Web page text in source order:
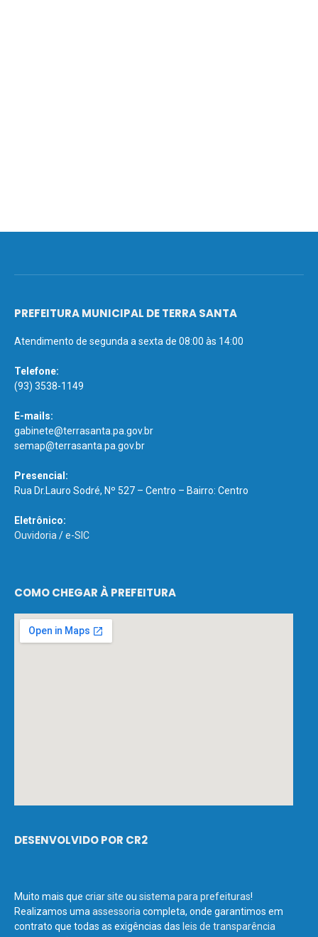
PREFEITURA MUNICIPAL DE TERRA SANTA
Atendimento de segunda a sexta de 08:00 às 14:00
Telefone:
(93) 3538-1149
E-mails:
gabinete@terrasanta.pa.gov.br
semap@terrasanta.pa.gov.br
Presencial:
Rua Dr.Lauro Sodré, Nº 527 – Centro – Bairro: Centro
Eletrônico:
Ouvidoria /e-SIC
COMO CHEGAR À PREFEITURA
DESENVOLVIDO POR CR2
Muito mais que criar site ou sistema para prefeituras!
Realizamos uma assessoria completa, onde garantimos em
contrato que todas as exigências das leis de transparência